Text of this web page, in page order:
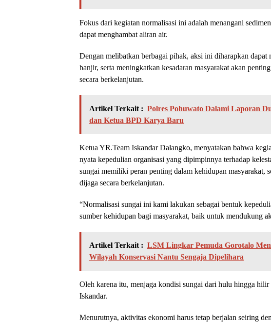
Fokus dari kegiatan normalisasi ini adalah menangani
dapat menghambat aliran air.
Dengan melibatkan berbagai pihak, aksi ini diharapkan
banjir, serta meningkatkan kesadaran masyarakat akan
secara berkelanjutan.
Artikel Terkait : Polres Pohuwato Dalami Laporan
dan Ketua BPD Karya Baru
Ketua YR.Team Iskandar Dalangko, menyatakan bahwa
nyata kepedulian organisasi yang dipimpinnya terhadap
sungai memiliki peran penting dalam kehidupan masyarakat,
dijaga secara berkelanjutan.
“Normalisasi sungai ini kami lakukan sebagai bentuk
sumber kehidupan bagi masyarakat, baik untuk mendukung
Artikel Terkait : LSM Lingkar Pemuda Gorotalo
Wilayah Konservasi Nantu Sengaja Dipelihara
Oleh karena itu, menjaga kondisi sungai dari hulu hingga hilir
Iskandar.
Menurutnya, aktivitas ekonomi harus tetap berjalan seiring